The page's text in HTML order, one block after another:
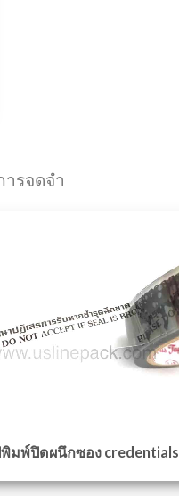
รจดจำ
พิมพ์ปิดผนึกซอง credentials